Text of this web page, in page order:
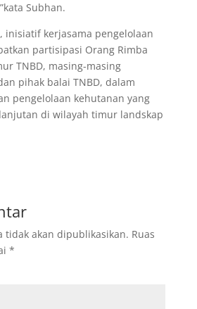
Subhan.
inisiatif kerjasama pengelolaan
partisipasi Orang Rimba
TNBD, masing-masing
pihak balai TNBD, dalam
pengelolaan kehutanan yang
di wilayah timur landskap
tidak akan dipublikasikan. Ruas
*